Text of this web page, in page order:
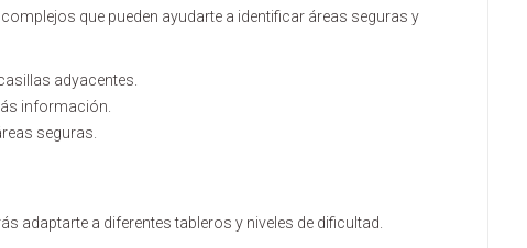
que pueden ayudarte a identificar áreas seguras y
adyacentes.
información.
seguras.
adaptarte a diferentes tableros y niveles de dificultad.